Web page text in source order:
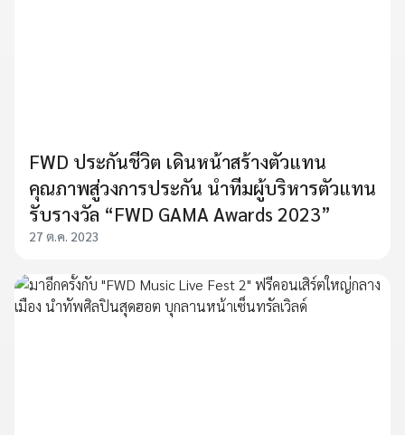
FWD ประกันชีวิต เดินหน้าสร้างตัวแทน
คุณภาพสู่วงการประกัน นำทีมผู้บริหารตัวแทน
รับรางวัล “FWD GAMA Awards 2023”
27 ต.ค. 2023